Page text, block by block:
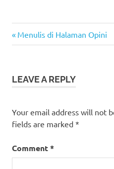
Post
Previous
Post:
Menulis di Halaman Opini
LEAVE A REPLY
Your email address will not
fields are marked *
Comment*